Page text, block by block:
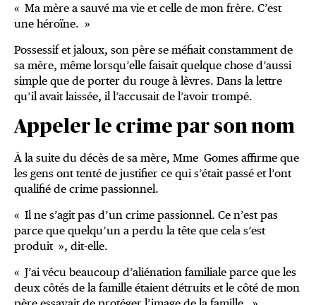
« Ma mère a sauvé ma vie et celle de mon frère. C’est
une héroïne. »
Possessif et jaloux, son père se méfiait constamment de
sa mère, même lorsqu’elle faisait quelque chose d’aussi
simple que de porter du rouge à lèvres. Dans la lettre
qu’il avait laissée, il l’accusait de l’avoir trompé.
Appeler le crime par son nom
À la suite du décès de sa mère, Mme Gomes affirme que
les gens ont tenté de justifier ce qui s’était passé et l’ont
qualifié de crime passionnel.
« Il ne s’agit pas d’un crime passionnel. Ce n’est pas
parce que quelqu’un a perdu la tête que cela s’est
produit », dit-elle.
« J’ai vécu beaucoup d’aliénation familiale parce que les
deux côtés de la famille étaient détruits et le côté de mon